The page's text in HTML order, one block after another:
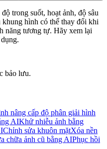
trong suốt, hoạt ảnh, độ sâu
hình có thể thay đổi khi
năng tương tự. Hãy xem lại
bảo lưu.
nâng cấp độ phân giải hình
AIKhử nhiễu ảnh bằng
Chỉnh sửa khuôn mặtXóa nền
chữa ảnh cũ bằng AIPhục hồi